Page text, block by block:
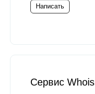
Написать
Сервис Whois